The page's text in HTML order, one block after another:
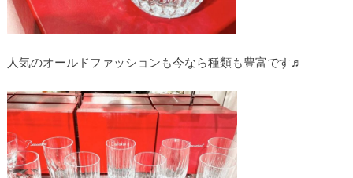
人気のオールドファッションも今なら種類も豊富です♬